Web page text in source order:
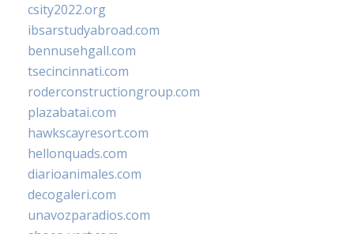
csity2022.org
ibsarstudyabroad.com
bennusehgall.com
tsecincinnati.com
roderconstructiongroup.com
plazabatai.com
hawkscayresort.com
hellonquads.com
diarioanimales.com
decogaleri.com
unavozparadios.com